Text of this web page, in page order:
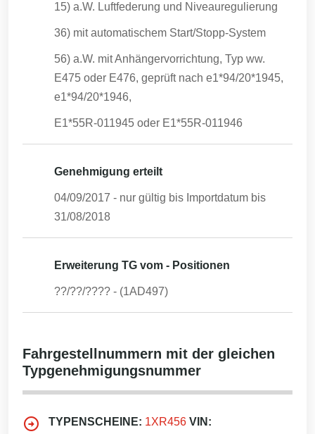
15) a.W. Luftfederung und Niveauregulierung
36) mit automatischem Start/Stopp-System
56) a.W. mit Anhängervorrichtung, Typ ww.
E475 oder E476, geprüft nach e1*94/20*1945,
e1*94/20*1946,
E1*55R-011945 oder E1*55R-011946
Genehmigung erteilt
04/09/2017 - nur gültig bis Importdatum bis
31/08/2018
Erweiterung TG vom - Positionen
??/??/???? - (1AD497)
Fahrgestellnummern mit der gleichen
Typgenehmigungsnummer
TYPENSCHEINE: 1XR456 VIN: